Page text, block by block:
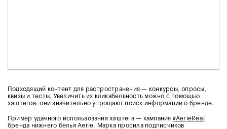
Подходящий контент для распространения — конкурсы, опросы,
квизы и тесты. Увеличить их кликабельность можно с помощью
хэштегов: они значительно упрощают поиск информации о бренде.
Пример удачного использования хэштега — кампания #AerieReal
бренда нижнего белья Aerie. Марка просила подписчиков